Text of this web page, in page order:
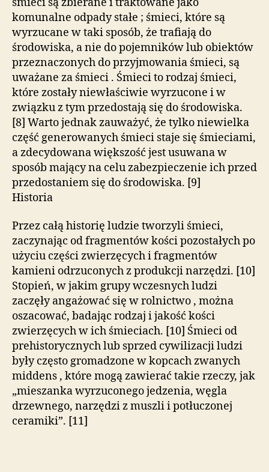
komunalne odpady stałe ; śmieci, które są
wyrzucane w taki sposób, że trafiają do
środowiska, a nie do pojemników lub obiektów
przeznaczonych do przyjmowania śmieci, są
uważane za śmieci . Śmieci to rodzaj śmieci,
które zostały niewłaściwie wyrzucone i w
związku z tym przedostają się do środowiska.
[8] Warto jednak zauważyć, że tylko niewielka
część generowanych śmieci staje się śmieciami,
a zdecydowana większość jest usuwana w
sposób mający na celu zabezpieczenie ich przed
przedostaniem się do środowiska. [9]
Historia
Przez całą historię ludzie tworzyli śmieci,
zaczynając od fragmentów kości pozostałych po
użyciu części zwierzęcych i fragmentów
kamieni odrzuconych z produkcji narzędzi. [10]
Stopień, w jakim grupy wczesnych ludzi
zaczęły angażować się w rolnictwo , można
oszacować, badając rodzaj i jakość kości
zwierzęcych w ich śmieciach. [10] Śmieci od
prehistorycznych lub sprzed cywilizacji ludzi
były często gromadzone w kopcach zwanych
middens , które mogą zawierać takie rzeczy, jak
„mieszanka wyrzuconego jedzenia, węgla
drzewnego, narzędzi z muszli i potłuczonej
ceramiki”. [11]